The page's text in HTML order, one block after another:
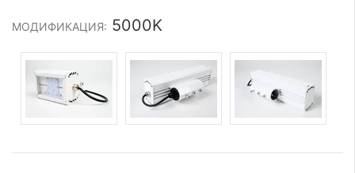
МОДИФИКАЦИЯ: 5000K